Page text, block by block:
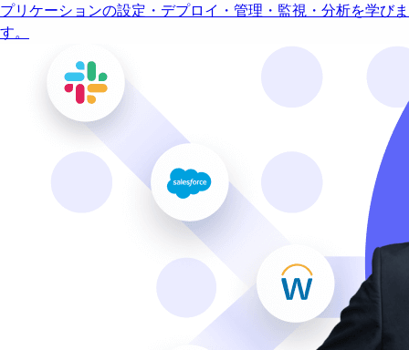
プリケーションの設定・デプロイ・管理・監視・分析を学びま
す。